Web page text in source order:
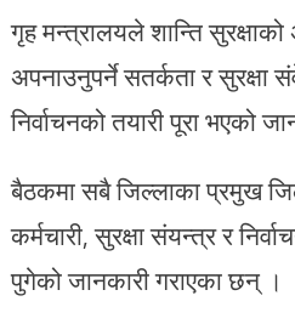
गृह मन्त्रालयले शान्ति सुरक्षाको
अपनाउनुपर्ने सतर्कता र सुरक्षा
निर्वाचनको तयारी पूरा भएको
बैठकमा सबै जिल्लाका प्रमुख
कर्मचारी, सुरक्षा संयन्त्र र
पुगेको जानकारी गराएका छन् ।